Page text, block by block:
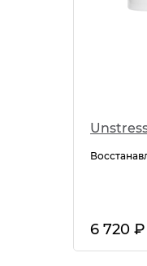
6 720 ₽